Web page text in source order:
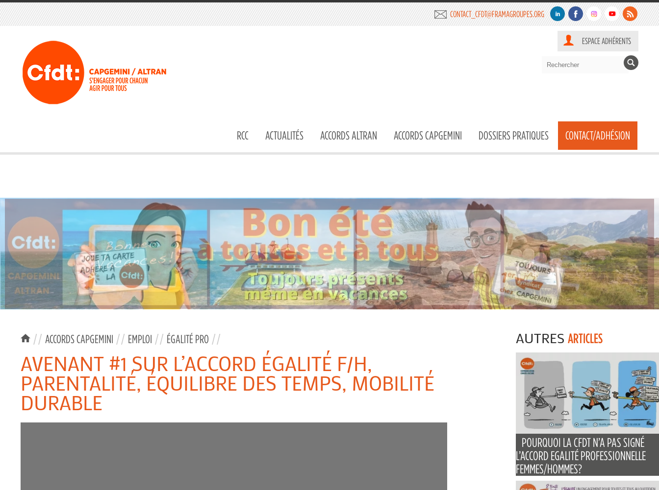
CONTACT_CFDT@FRAMAGROUPES.ORG
ESPACE ADHÉRENTS
RCC ACTUALITÉS ACCORDS ALTRAN ACCORDS CAPGEMINI DOSSIERS PRATIQUES CONTACT/ADHÉSION
// ACCORDS CAPGEMINI // EMPLOI // ÉGALITÉ PRO //
AVENANT #1 SUR L’ACCORD ÉGALITÉ F/H,
PARENTALITÉ, ÉQUILIBRE DES TEMPS, MOBILITÉ
DURABLE
AUTRES ARTICLES
POURQUOI LA CFDT N’A PAS SIGNÉ
L’ACCORD EGALITÉ PROFESSIONNELLE
FEMMES/HOMMES?